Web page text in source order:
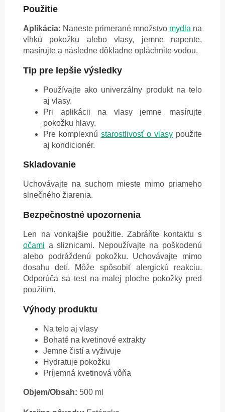
Použitie
Aplikácia: Naneste primerané množstvo mydla na
vlhkú pokožku alebo vlasy, jemne napente,
masírujte a následne dôkladne opláchnite vodou.
Tip pre lepšie výsledky
Používajte ako univerzálny produkt na telo
aj vlasy.
Pri aplikácii na vlasy jemne masírujte
pokožku hlavy.
Pre komplexnú starostlivosť o vlasy použite
aj kondicionér.
Skladovanie
Uchovávajte na suchom mieste mimo priameho
slnečného žiarenia.
Bezpečnostné upozornenia
Len na vonkajšie použitie. Zabráňte kontaktu s
očami a sliznicami. Nepoužívajte na poškodenú
alebo podráždenú pokožku. Uchovávajte mimo
dosahu detí. Môže spôsobiť alergickú reakciu.
Odporúča sa test na malej ploche pokožky pred
použitím.
Výhody produktu
Na telo aj vlasy
Bohaté na kvetinové extrakty
Jemne čistí a vyživuje
Hydratuje pokožku
Príjemná kvetinová vôňa
Objem/Obsah: 500 ml